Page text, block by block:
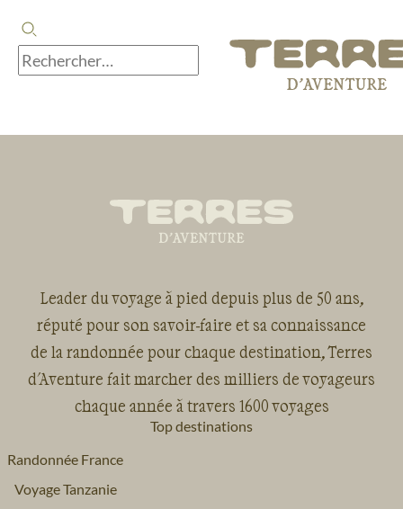
Leader du voyage à pied depuis plus de 50 ans,
réputé pour son savoir-faire et sa connaissance
de la randonnée pour chaque destination, Terres
d'Aventure fait marcher des milliers de voyageurs
chaque année à travers 1600 voyages
Top destinations
Randonnée France
Voyage Tanzanie